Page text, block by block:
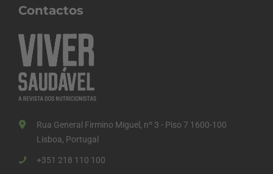
Contactos
Rua General Firmino Miguel, nº 3 - Piso 7 1600-100
Lisboa, Portugal
+351 218 110 100